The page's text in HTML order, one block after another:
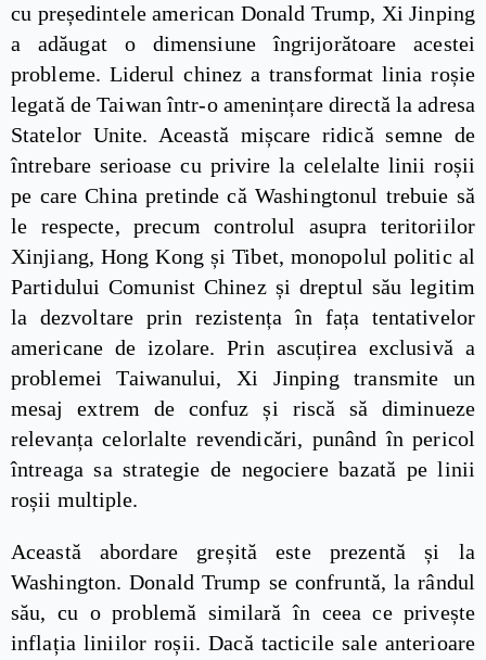
cu președintele american Donald Trump, Xi Jinping
a adăugat o dimensiune îngrijorătoare acestei
probleme. Liderul chinez a transformat linia roșie
legată de Taiwan într-o amenințare directă la adresa
Statelor Unite. Această mișcare ridică semne de
întrebare serioase cu privire la celelalte linii roșii
pe care China pretinde că Washingtonul trebuie să
le respecte, precum controlul asupra teritoriilor
Xinjiang, Hong Kong și Tibet, monopolul politic al
Partidului Comunist Chinez și dreptul său legitim
la dezvoltare prin rezistența în fața tentativelor
americane de izolare. Prin ascuțirea exclusivă a
problemei Taiwanului, Xi Jinping transmite un
mesaj extrem de confuz și riscă să diminueze
relevanța celorlalte revendicări, punând în pericol
întreaga sa strategie de negociere bazată pe linii
roșii multiple.
Această abordare greșită este prezentă și la
Washington. Donald Trump se confruntă, la rândul
său, cu o problemă similară în ceea ce privește
inflația liniilor roșii. Dacă tacticile sale anterioare